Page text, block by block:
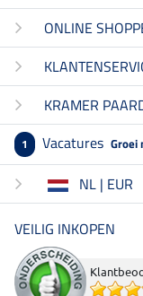
ONLINE
KRAMER
1 Vacatures Groei
NL | EUR
VEILIG INKOPEN